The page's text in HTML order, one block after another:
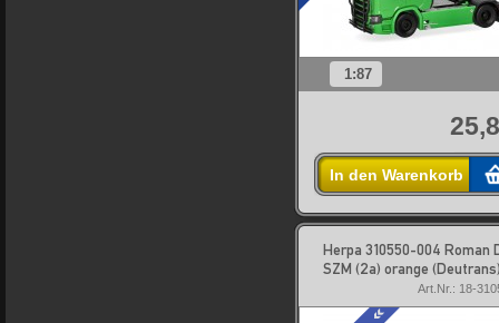
1:87
In den Warenkorb
Herpa 310550-004 Roman
SZM (2a) orange
Art.Nr.: 18-